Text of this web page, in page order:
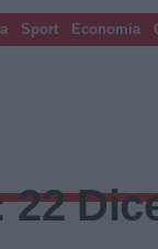
Sport Economia
22